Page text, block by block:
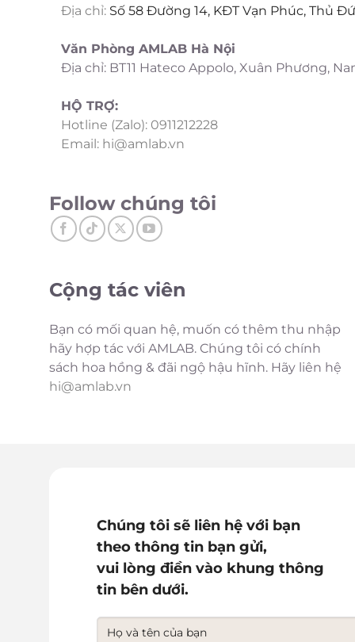
Địa chỉ: Số 58 Đường 14, KĐT Vạn Phúc, Thủ
Văn Phòng AMLAB Hà Nội
Địa chỉ: BT11 Hateco Appolo, Xuân Phương,
HỘ TRỢ:
Hotline (Zalo): 0911212228
Email: hi@amlab.vn
Follow chúng tôi
Cộng tác viên
Bạn có mối quan hệ, muốn có thêm thu nhập
hãy hợp tác với AMLAB. Chúng tôi có chính
sách hoa hồng & đãi ngộ hậu hĩnh. Hãy liên hệ
hi@amlab.vn
Chúng tôi sẽ liên hệ với bạn
theo thông tin bạn gửi,
vui lòng điền vào khung thông
tin bên dưới.